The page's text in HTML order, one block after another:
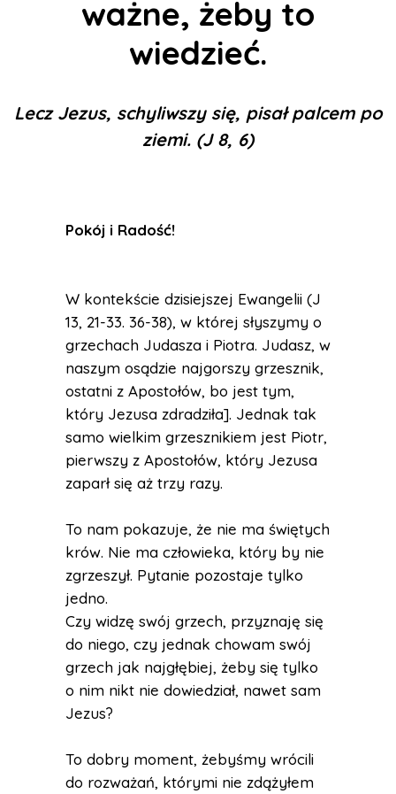
ważne, żeby to
wiedzieć.
Lecz Jezus, schyliwszy się, pisał palcem po
ziemi. (J 8, 6)
Pokój i Radość!
W kontekście dzisiejszej Ewangelii (J
13, 21-33. 36-38), w której słyszymy o
grzechach Judasza i Piotra. Judasz, w
naszym osądzie najgorszy grzesznik,
ostatni z Apostołów, bo jest tym,
który Jezusa zdradziła]. Jednak tak
samo wielkim grzesznikiem jest Piotr,
pierwszy z Apostołów, który Jezusa
zaparł się aż trzy razy.
To nam pokazuje, że nie ma świętych
krów. Nie ma człowieka, który by nie
zgrzeszył. Pytanie pozostaje tylko
jedno.
Czy widzę swój grzech, przyznaję się
do niego, czy jednak chowam swój
grzech jak najgłębiej, żeby się tylko
o nim nikt nie dowiedział, nawet sam
Jezus?
To dobry moment, żebyśmy wrócili
do rozważań, którymi nie zdążyłem